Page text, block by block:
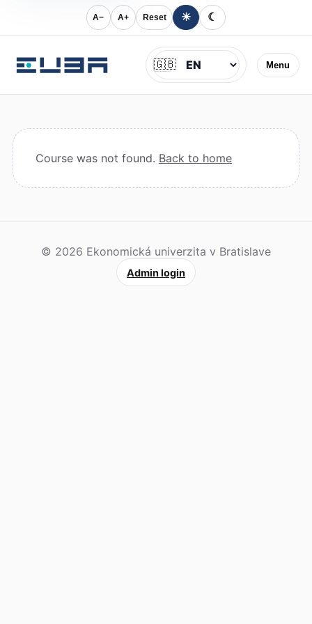
A− A+ Reset ☀ ☾
Menu
Jazyk
🇬🇧
Course was not found. Back to home
© 2026 Ekonomická univerzita v Bratislave
Admin login